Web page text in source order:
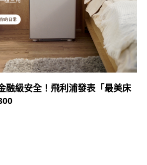
融級安全！飛利浦發表「最美床